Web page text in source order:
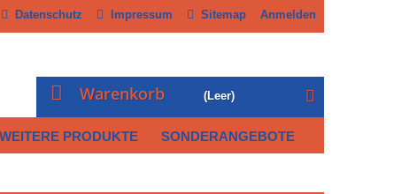
Anmelden
Sitemap
Impressum
Datenschutz
Warenkorb (Leer)
WEITERE PRODUKTE SONDERANGEBOTE